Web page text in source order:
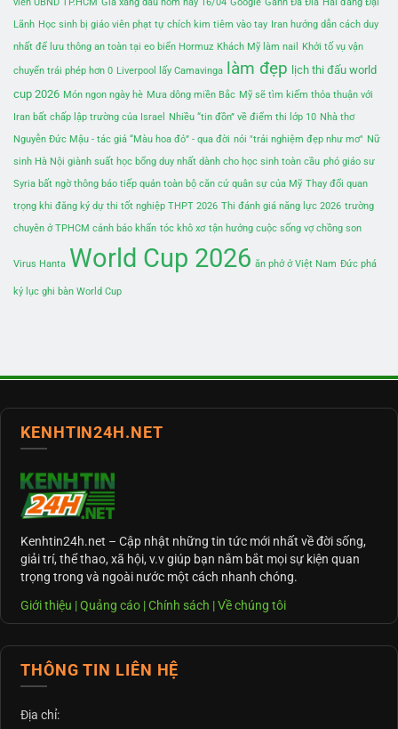
Lãnh Học sinh bị giáo viên phạt tự chích kim tiêm vào tay Iran hướng dẫn cách duy
nhất để lưu thông an toàn tại eo biển Hormuz Khách Mỹ làm nail Khởi tố vụ vận
chuyển trái phép hơn 0 Liverpool lấy Camavinga làm đẹp lịch thi đấu world
cup 2026 Món ngon ngày hè Mưa dông miền Bắc Mỹ sẽ tìm kiếm thỏa thuận với
Iran bất chấp lập trường của Israel
Nhiều “tin đồn” về điểm thi lớp 10 Nhà thơ
Nguyễn Đức Mậu - tác giả “Màu hoa đỏ” - qua đời nói "trải nghiệm đẹp như mơ" Nữ
sinh Hà Nội giành suất học bổng duy nhất dành cho học sinh toàn cầu phó giáo sư
Syria bất ngờ thông báo tiếp quản toàn bộ căn cứ quân sự của Mỹ Thay đổi quan
trọng khi đăng ký dự thi tốt nghiệp THPT 2026 Thi đánh giá năng lực 2026 trường
chuyên ở TPHCM cảnh báo khẩn tóc khô xơ tận hưởng cuộc sống vợ chồng son
Virus Hanta World Cup 2026 ăn phở ở Việt Nam Đức phá
kỷ lục ghi bàn World Cup
KENHTIN24H.NET
Kenhtin24h.net – Cập nhật những tin tức mới nhất về đời sống,
giải trí, thể thao, xã hội, v.v giúp bạn nắm bắt mọi sự kiện quan
trọng trong và ngoài nước một cách nhanh chóng.
Giới thiệu |Quảng cáo |Chính sách |Về chúng tôi
THÔNG TIN LIÊN HỆ
Địa chỉ: